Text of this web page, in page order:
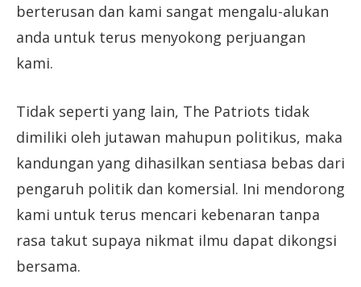
berterusan dan kami sangat mengalu-alukan
anda untuk terus menyokong perjuangan
kami.
Tidak seperti yang lain, The Patriots tidak
dimiliki oleh jutawan mahupun politikus, maka
kandungan yang dihasilkan sentiasa bebas dari
pengaruh politik dan komersial. Ini mendorong
kami untuk terus mencari kebenaran tanpa
rasa takut supaya nikmat ilmu dapat dikongsi
bersama.